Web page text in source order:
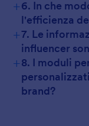
+6. In che
l'efficienza
+7. Le
influencer
+8. I moduli
brand?